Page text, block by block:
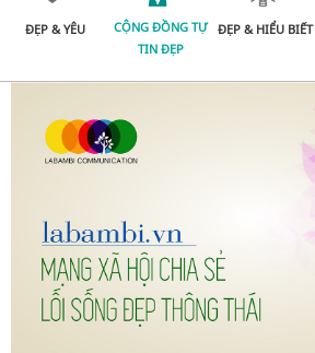
ĐẸP & YÊU
CỘNG ĐỒNG TỰ
TIN ĐẸP
ĐẸP & HIỂU BIẾT